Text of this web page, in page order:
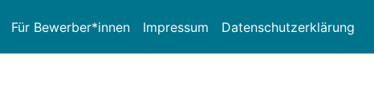
Für Bewerber*innen Impressum Datenschutzerklärung